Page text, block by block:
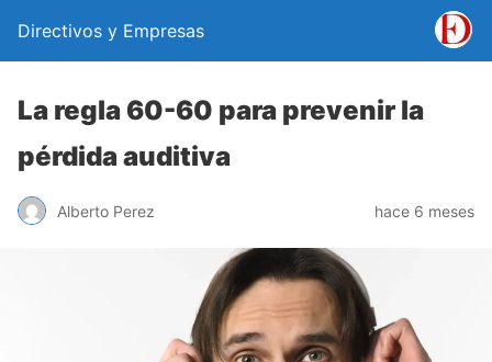
Directivos y Empresas
La regla 60-60 para prevenir la
pérdida auditiva
Alberto Perez hace 6 meses